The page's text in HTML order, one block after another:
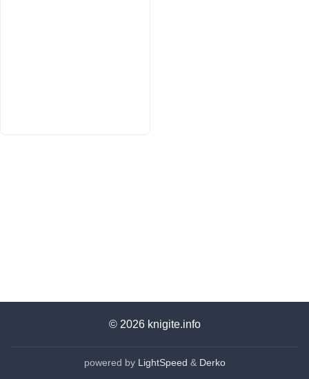
© 2026 knigite.info
powered by LightSpeed & Derko